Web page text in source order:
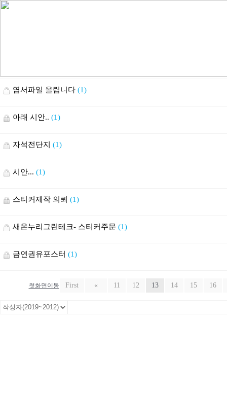
엽서파일 올립니다 (1)
아래 시안.. (1)
자석전단지 (1)
시안... (1)
스티커제작 의뢰 (1)
새온누리그린테크- 스티커주문 (1)
금연권유포스터 (1)
첫화면이동 First « 11 12 13 14 15 16